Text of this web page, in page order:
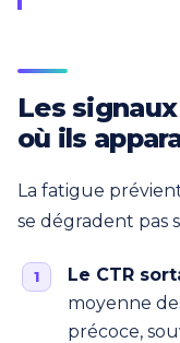
Les
où ils
La fatigue
se dégradent pas
Le CTR
moyenne
précoce,